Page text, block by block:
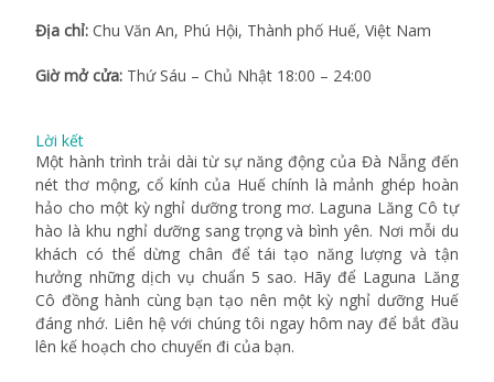
Địa chỉ: Chu Văn An, Phú Hội, Thành phố Huế, Việt Nam
Giờ mở cửa: Thứ Sáu – Chủ Nhật 18:00 – 24:00
Lời kết
Một hành trình trải dài từ sự năng động của Đà Nẵng đến
nét thơ mộng, cổ kính của Huế chính là mảnh ghép hoàn
hảo cho một kỳ nghỉ dưỡng trong mơ. Laguna Lăng Cô tự
hào là khu nghỉ dưỡng sang trọng và bình yên. Nơi mỗi du
khách có thể dừng chân để tái tạo năng lượng và tận
hưởng những dịch vụ chuẩn 5 sao. Hãy để Laguna Lăng
Cô đồng hành cùng bạn tạo nên một kỳ nghỉ dưỡng Huế
đáng nhớ. Liên hệ với chúng tôi ngay hôm nay để bắt đầu
lên kế hoạch cho chuyến đi của bạn.